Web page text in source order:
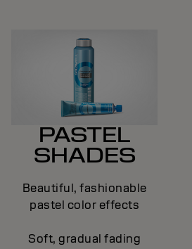
PASTEL
SHADES
Beautiful, fashionable
pastel color effects
Soft, gradual fading